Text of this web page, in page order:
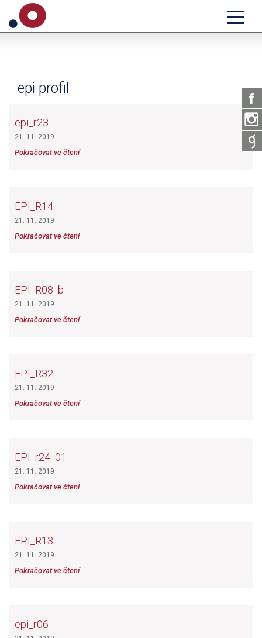
epi profil
epi_r23
21. 11. 2019
Pokračovat ve čtení
EPI_R14
21. 11. 2019
Pokračovat ve čtení
EPI_R08_b
21. 11. 2019
Pokračovat ve čtení
EPI_R32
21. 11. 2019
Pokračovat ve čtení
EPI_r24_01
21. 11. 2019
Pokračovat ve čtení
EPI_R13
21. 11. 2019
Pokračovat ve čtení
epi_r06